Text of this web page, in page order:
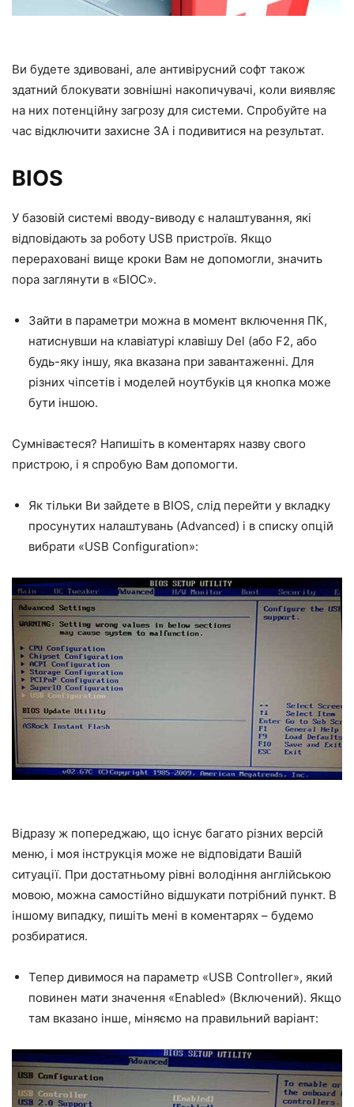
Ви будете здивовані, але антивірусний софт також
здатний блокувати зовнішні накопичувачі, коли виявляє
на них потенційну загрозу для системи. Спробуйте на
час відключити захисне ЗА і подивитися на результат.
BIOS
У базовій системі вводу-виводу є налаштування, які
відповідають за роботу USB пристроїв. Якщо
перераховані вище кроки Вам не допомогли, значить
пора заглянути в «БІОС».
Зайти в параметри можна в момент включення ПК,
натиснувши на клавіатурі клавішу Del (або F2, або
будь-яку іншу, яка вказана при завантаженні. Для
різних чіпсетів і моделей ноутбуків ця кнопка може
бути іншою.
Сумніваєтеся? Напишіть в коментарях назву свого
пристрою, і я спробую Вам допомогти.
Як тільки Ви зайдете в BIOS, слід перейти у вкладку
просунутих налаштувань (Advanced) і в списку опцій
вибрати «USB Configuration»:
Відразу ж попереджаю, що існує багато різних версій
меню, і моя інструкція може не відповідати Вашій
ситуації. При достатньому рівні володіння англійською
мовою, можна самостійно відшукати потрібний пункт. В
іншому випадку, пишіть мені в коментарях – будемо
розбиратися.
Тепер дивимося на параметр «USB Controller», який
повинен мати значення «Enabled» (Включений). Якщо
там вказано інше, міняємо на правильний варіант: